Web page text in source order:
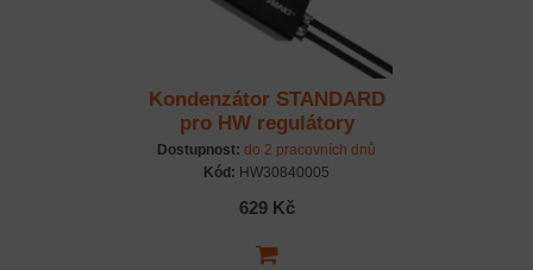
Kondenzátor STANDARD
pro HW regulátory
Dostupnost: do 2 pracovních dnů
Kód: HW30840005
629 Kč